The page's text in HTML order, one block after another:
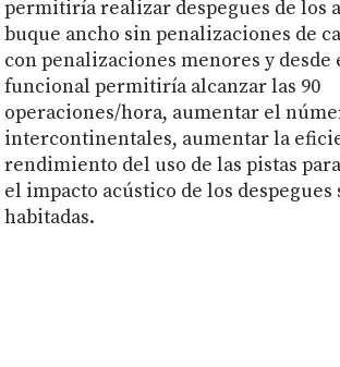
permitiría realizar despegues de los
buque ancho sin penalizaciones de
con penalizaciones menores y desde
funcional permitiría alcanzar las 90
operaciones/hora, aumentar el
intercontinentales, aumentar la
rendimiento del uso de las pistas
el impacto acústico de los despegues
habitadas.